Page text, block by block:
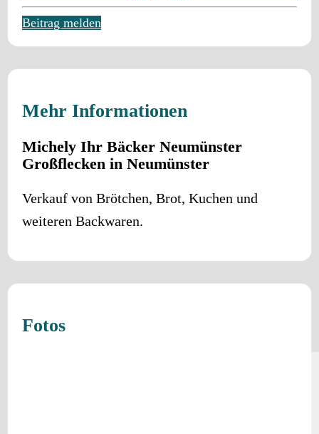
Beitrag melden
Mehr Informationen
Michely Ihr Bäcker Neumünster
Großflecken in Neumünster
Verkauf von Brötchen, Brot, Kuchen und
weiteren Backwaren.
Fotos